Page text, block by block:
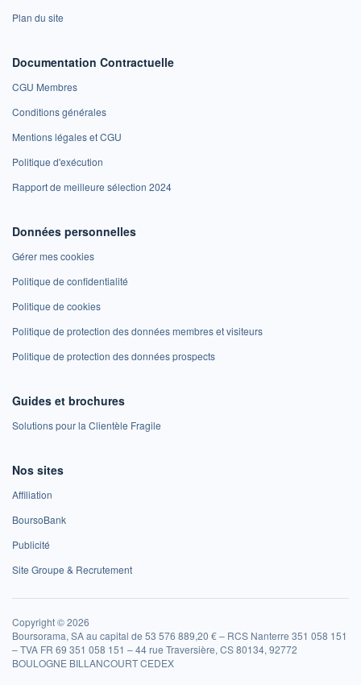
Plan du site
Documentation Contractuelle
CGU Membres
Conditions générales
Mentions légales et CGU
Politique d'exécution
Rapport de meilleure sélection 2024
Données personnelles
Gérer mes cookies
Politique de confidentialité
Politique de cookies
Politique de protection des données membres et visiteurs
Politique de protection des données prospects
Guides et brochures
Solutions pour la Clientèle Fragile
Nos sites
Affiliation
BoursoBank
Publicité
Site Groupe & Recrutement
Copyright © 2026
Boursorama, SA au capital de 53 576 889,20 € – RCS Nanterre 351 058 151
– TVA FR 69 351 058 151 – 44 rue Traversière, CS 80134, 92772
BOULOGNE BILLANCOURT CEDEX